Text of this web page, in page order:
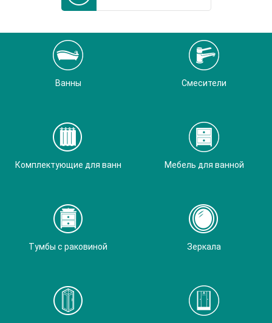
Ванны Смесители
Комплектующие для ванн Мебель для ванной
Тумбы с раковиной Зеркала